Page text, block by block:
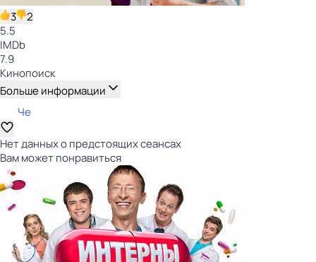
3
2
5.5
IMDb
7.9
Кинопоиск
Больше информации
Че
Нет данных о предстоящих сеансах
Вам может понравиться